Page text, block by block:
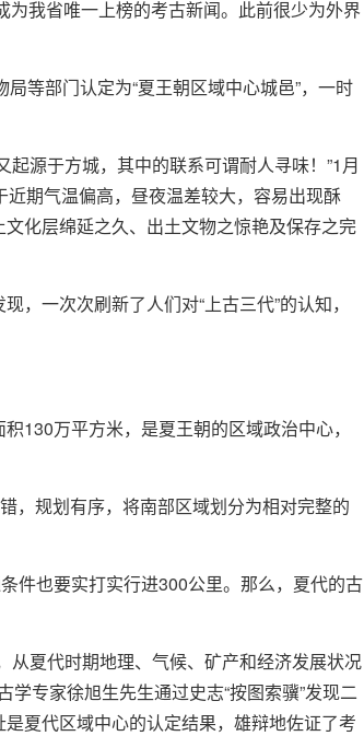
我省唯一上榜的考古新闻。此前很少为外界
等部门认定为“夏王朝区域中心城邑”，一时
源于方城，其中的联系可谓耐人寻味！”1月
期气温偏高，昼夜温差较大，容易出现酥
化层绵延之久、出土文物之惊艳及保存之完
一次次刷新了人们对“上古三代”的认知，
130万平方米，是夏王朝的区域政治中心，
，规划有序，将南部区域划分为相对完整的
件也要实打实行进300公里。那么，夏代的古
从夏代时期地理、气候、矿产和经济发展状况
专家徐旭生先生通过史志“按图索骥”发现二
夏代区域中心的认定结果，雄辩地佐证了考